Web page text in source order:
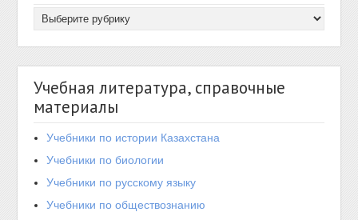
Учебная литература, справочные
материалы
Учебники по истории Казахстана
Учебники по биологии
Учебники по русскому языку
Учебники по обществознанию